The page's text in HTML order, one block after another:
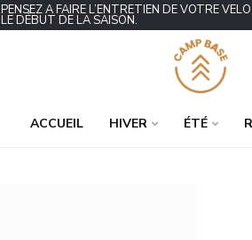
PENSEZ À FAIRE L’ENTRETIEN DE VOTRE
LE DÉBUT DE LA SAISON.
ACCUEIL HIVER ÉTÉ